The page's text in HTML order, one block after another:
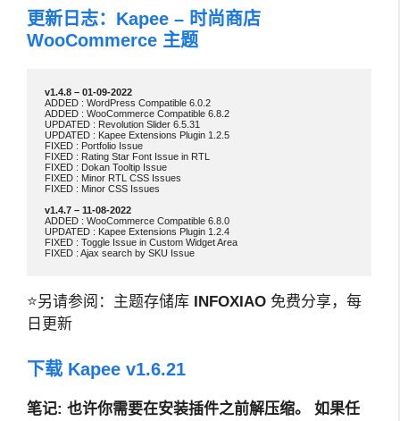
更新日志：Kapee – 时尚商店
WooCommerce 主题
ADDED : WordPress Compatible 6.0.2
ADDED : WooCommerce Compatible 6.8.2
UPDATED : Revolution Slider 6.5.31
UPDATED : Kapee Extensions Plugin 1.2.5
FIXED : Portfolio Issue
FIXED : Rating Star Font Issue in RTL
FIXED : Dokan Tooltip Issue
FIXED : Minor RTL CSS Issues
FIXED : Minor CSS Issues
ADDED : WooCommerce Compatible 6.8.0
UPDATED : Kapee Extensions Plugin 1.2.4
FIXED : Toggle Issue in Custom Widget Area
⭐另请参阅：主题存储库 INFOXIAO 免费分享，每
日更新
下载 Kapee v1.6.21
笔记: 也许你需要在安装插件之前解压缩。 如果任